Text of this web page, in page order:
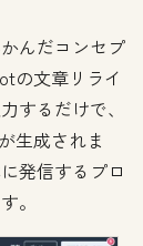
んだコンセプ
の文章リライ
するだけで、
生成されま
発信するプロ
。